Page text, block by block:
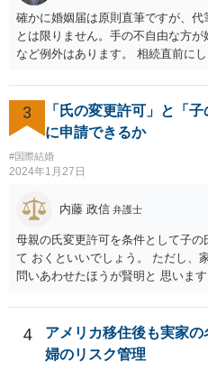
確かに婚姻届は原則直筆ですが、
とは限りません。手の不自由な方
など例外はあります。 相続直前に
わかりません、分かりやすく解説
婚姻が成立するには二つの要素が
出ですが、もう一つは双方の婚姻
相互に助け合いながら生活してい
と思います。 ここで、相続目的で
して生活していくというよりは、
めに配偶者という立場を得ること
て、形式的に届出がなされたとし
ないので、婚姻意思はありません。
より、無効となります。
3
「氏の変更許可」と「
に申請できるか
#国際結婚
2024年1月27日
内藤 政信 弁護士
母親の氏変更許可を条件として子
て おくといいでしょう。 ただし、
問いあわせたほうが賢明と 思います
4
アメリカ移住後も実家
婦のリスク管理